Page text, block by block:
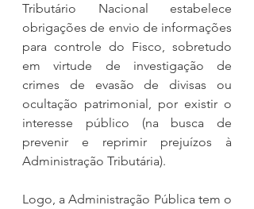
Tributário Nacional estabelece
obrigações de envio de informações
para controle do Fisco, sobretudo
em virtude de investigação de
crimes de evasão de divisas ou
ocultação patrimonial, por existir o
interesse público (na busca de
prevenir e reprimir prejuízos à
Administração Tributária).
Logo, a Administração Pública tem o